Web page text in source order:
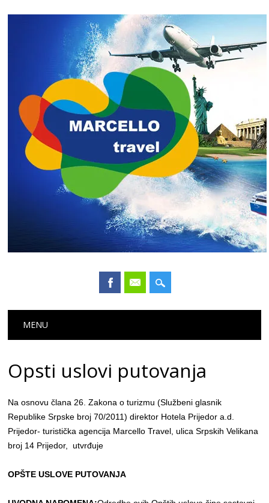
Main menu
MENU
Opsti uslovi putovanja
Na osnovu člana 26. Zakona o turizmu (Službeni glasnik
Republike Srpske broj 70/2011) direktor Hotela Prijedor a.d.
Prijedor- turistička agencija Marcello Travel, ulica Srpskih Velikana
broj 14 Prijedor, utvrđuje
OPŠTE USLOVE PUTOVANJA